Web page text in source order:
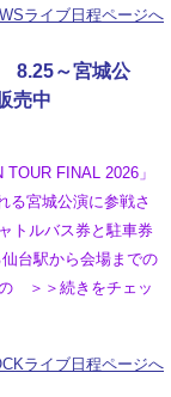
ライブ日程ページへ
8.25～宮城公
売中
FINAL 2026」
る宮城公演に参戦さ
トルバス券と駐車券
台駅から会場までの
＞＞続きをチェッ
ライブ日程ページへ